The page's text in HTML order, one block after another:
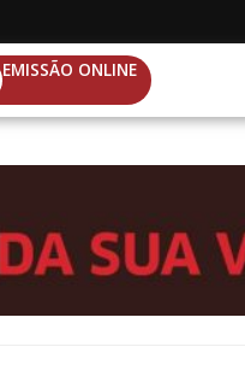
EMISSÃO ONLINE